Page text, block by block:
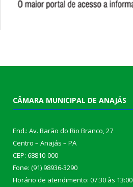
CÂMARA MUNICIPAL DE ANAJÁS
End.: Av. Barão do Rio Branco, 27
Centro – Anajás – PA
CEP: 68810-000
Fone: (91) 98936-3290
Horário de atendimento: 07:30 às 13:00